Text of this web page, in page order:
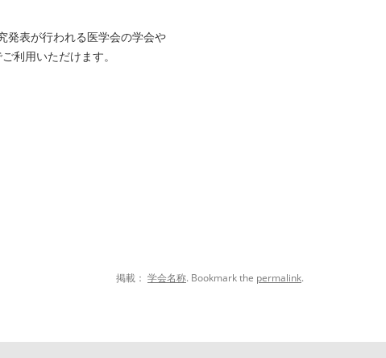
発表が行われる医学会の学会や
利用いただけます。
掲載： 学会名称. Bookmark the permalink.